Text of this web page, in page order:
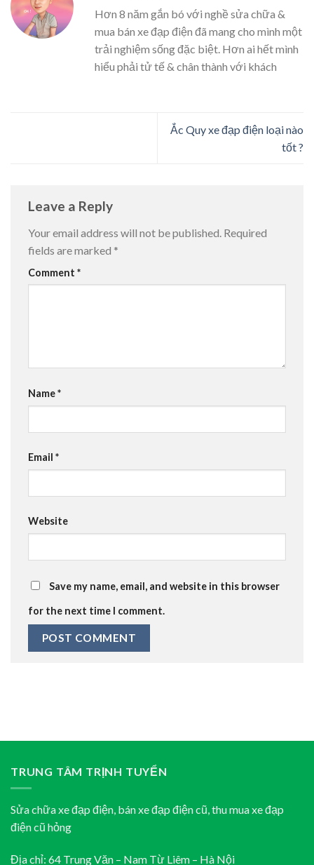
Hơn 8 năm gắn bó với nghề sửa chữa &
mua bán xe đạp điện đã mang cho mình một
trải nghiệm sống đặc biệt. Hơn ai hết mình
hiểu phải tử tế & chân thành với khách
Ắc Quy xe đạp điện loại nào
tốt ?
Leave a Reply
Your email address will not be published. Required
fields are marked *
Comment *
Name*
Email *
Website
Save my name, email, and website in this browser
for the next time I comment.
TRUNG TÂM TRỊNH TUYỂN
Sửa chữa xe đạp điện, bán xe đạp điện cũ, thu mua xe đạp
điện cũ hỏng
Địa chỉ: 64 Trung Văn – Nam Từ Liêm – Hà Nội